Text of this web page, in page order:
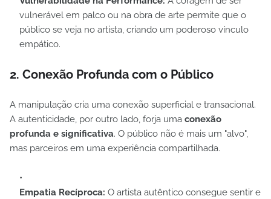
vulnerável em palco ou na obra de arte permite que o
público se veja no artista, criando um poderoso vínculo
empático.
2. Conexão Profunda com o Público
A manipulação cria uma conexão superficial e transacional.
A autenticidade, por outro lado, forja uma conexão
profunda e significativa. O público não é mais um "alvo",
mas parceiros em uma experiência compartilhada.
Empatia Recíproca: O artista autêntico consegue sentir e